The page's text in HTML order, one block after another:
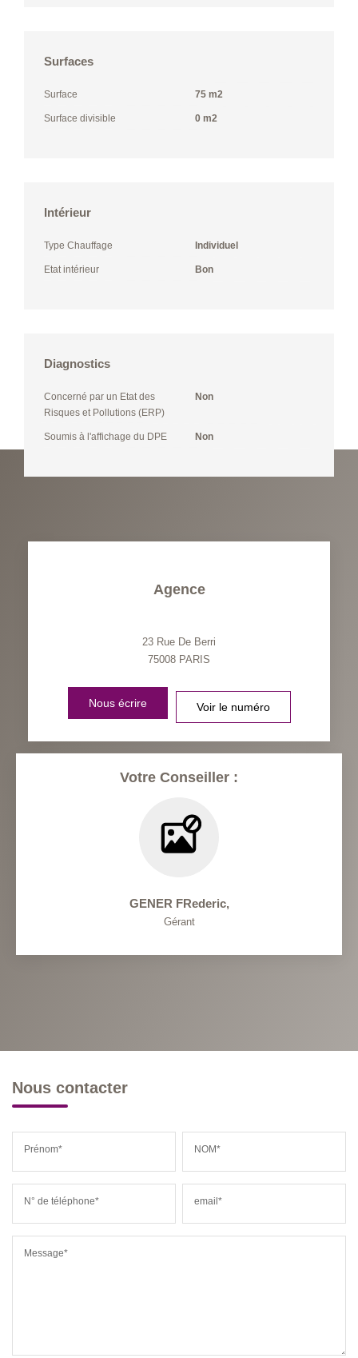
Surfaces
Surface 75 m2
Surface divisible 0 m2
Intérieur
Type Chauffage Individuel
Etat intérieur Bon
Diagnostics
Concerné par un Etat des
Risques et Pollutions (ERP)
Non
Soumis à l'affichage du DPE Non
Agence
23 Rue De Berri
75008 PARIS
Nous écrire Voir le numéro
Votre Conseiller :
GENER FRederic,
Gérant
Nous contacter
Prénom* NOM*
N° de téléphone* email*
Message*